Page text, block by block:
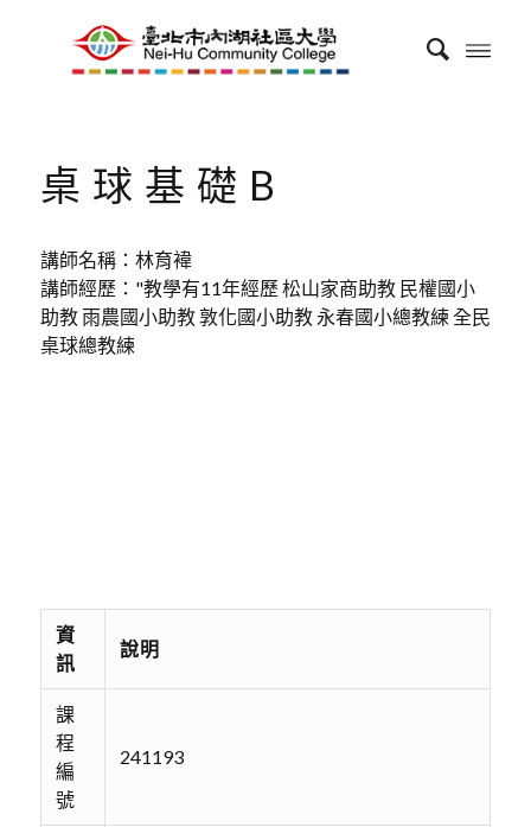
桌球基礎B
講師名稱：林育褘
講師經歷："教學有11年經歷 松山家商助教 民權國小
助教 雨農國小助教 敦化國小助教 永春國小總教練 全民
桌球總教練
資
訊
說明
課
程
編
號
241193